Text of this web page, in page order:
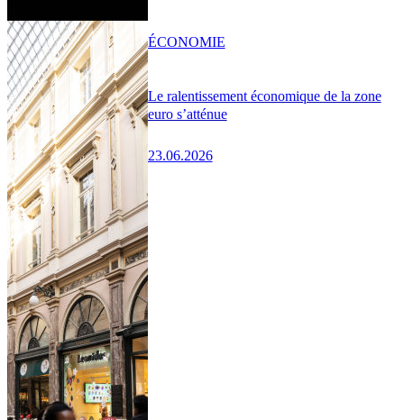
Le ralentissement économique de la zone
euro s’atténue
23.06.2026
ÉCONOMIE